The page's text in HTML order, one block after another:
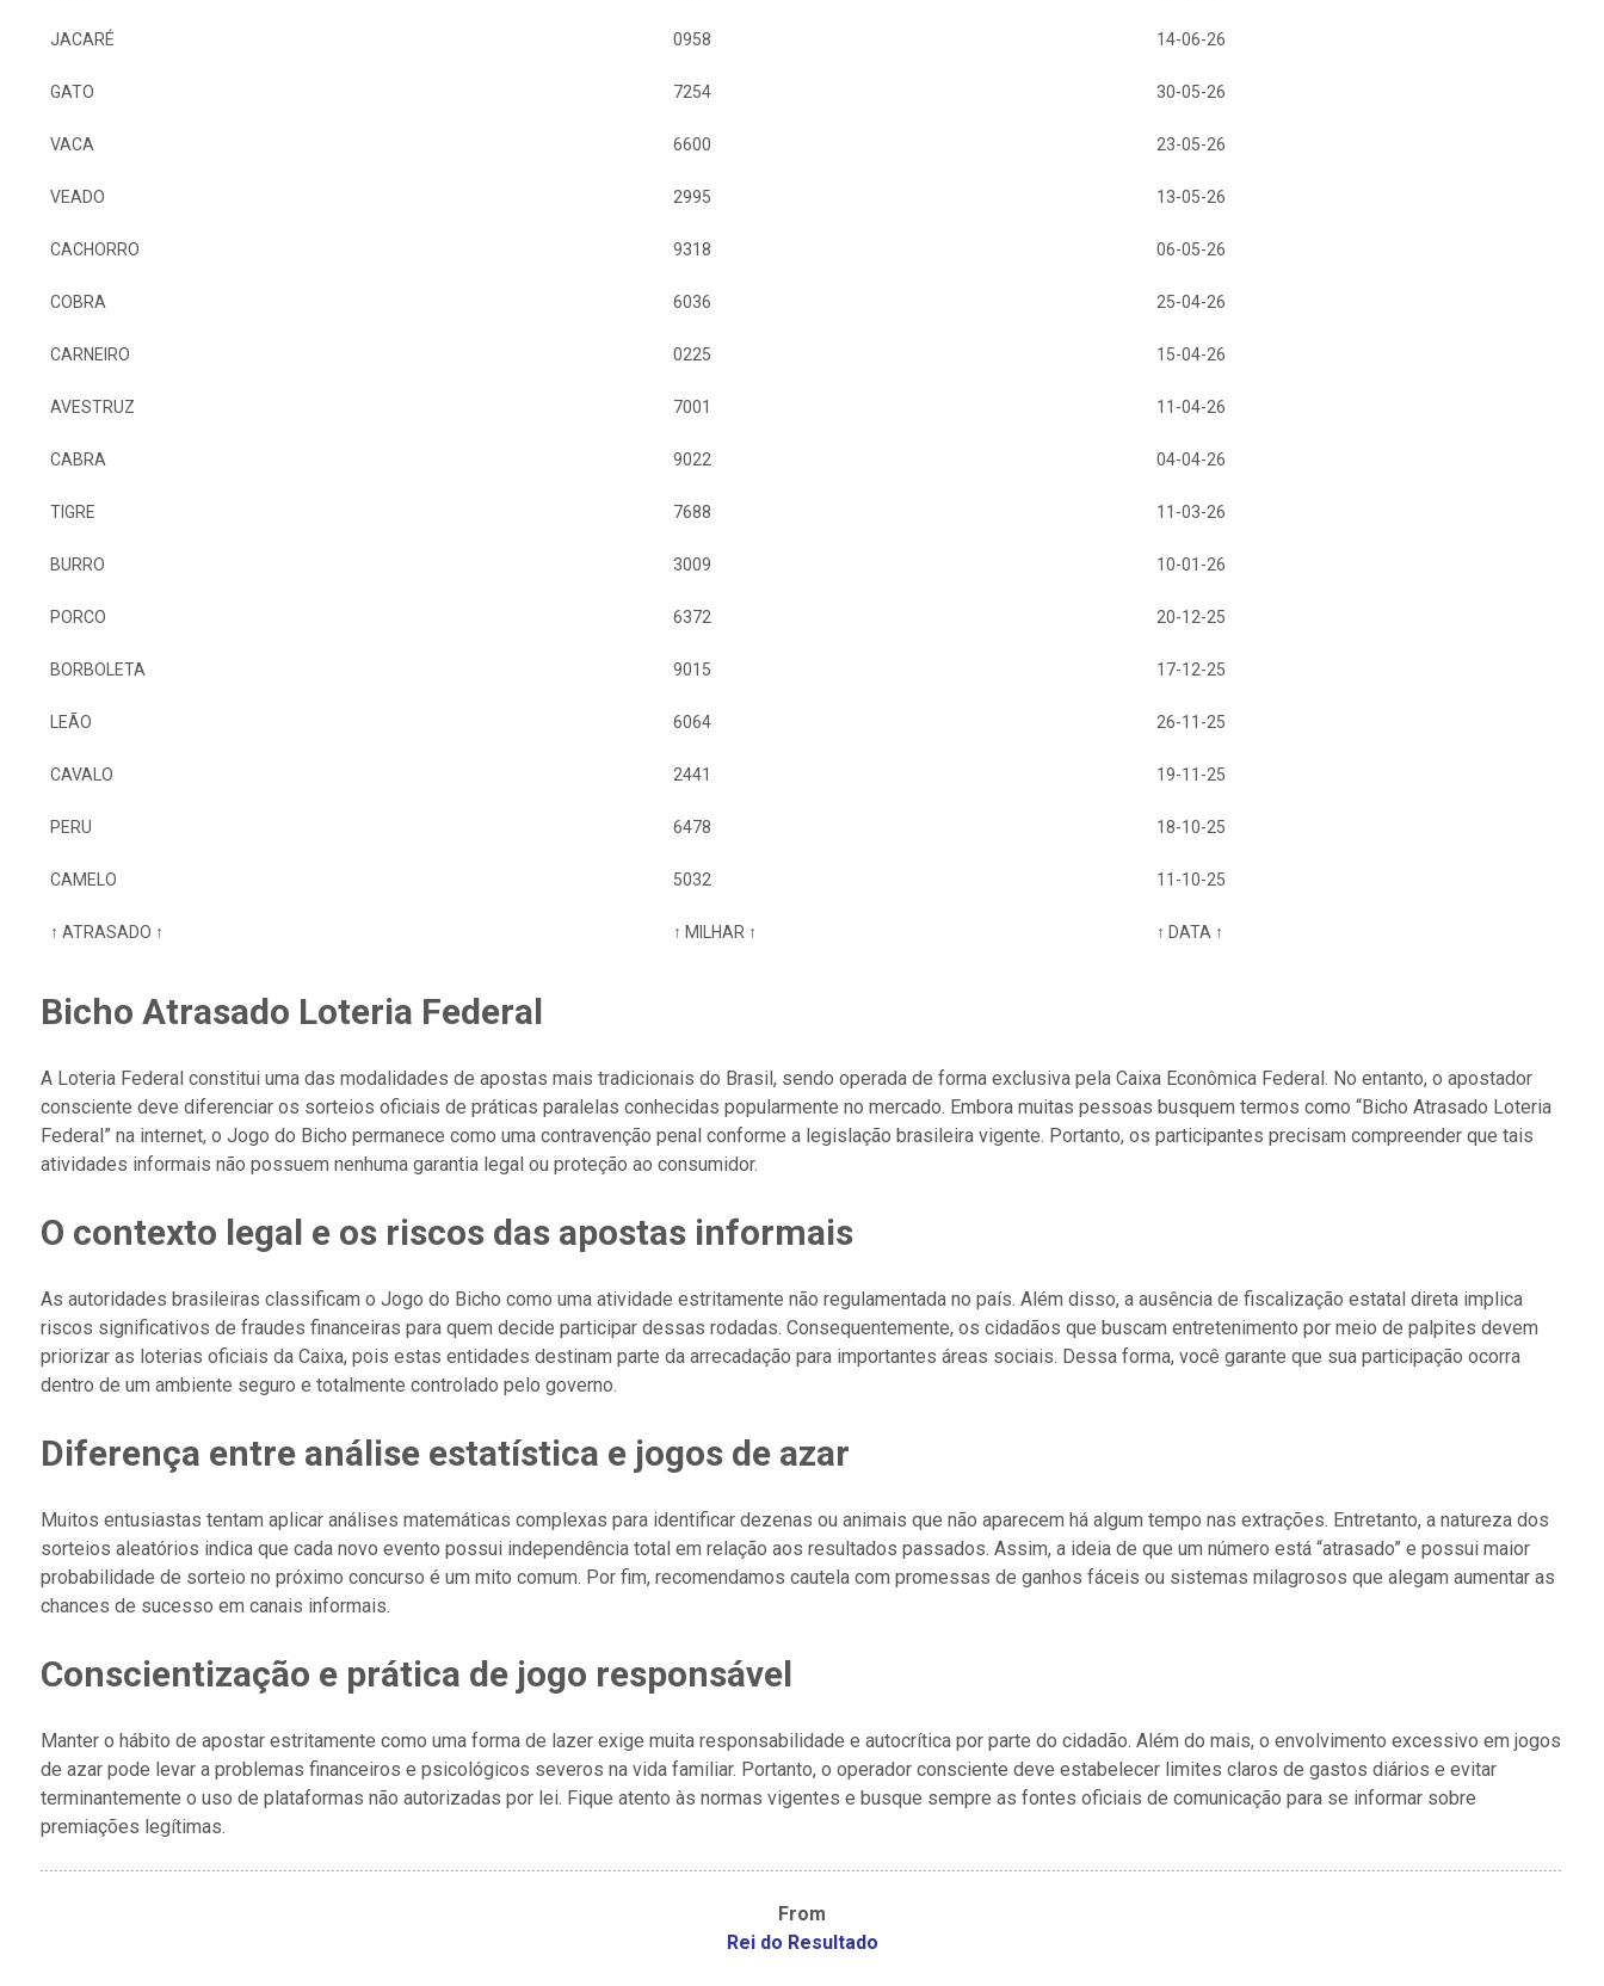
JACARÉ 0958 14-06-26
GATO 7254 30-05-26
VACA 6600 23-05-26
VEADO 2995 13-05-26
CACHORRO 9318 06-05-26
COBRA 6036 25-04-26
CARNEIRO 0225 15-04-26
AVESTRUZ 7001 11-04-26
CABRA 9022 04-04-26
TIGRE 7688 11-03-26
BURRO 3009 10-01-26
PORCO 6372 20-12-25
BORBOLETA 9015 17-12-25
LEÃO 6064 26-11-25
CAVALO 2441 19-11-25
PERU 6478 18-10-25
CAMELO 5032 11-10-25
↑ ATRASADO ↑ ↑ MILHAR ↑ ↑ DATA ↑
Bicho Atrasado Loteria Federal
A Loteria Federal constitui uma das modalidades de apostas mais tradicionais do Brasil, sendo operada de forma exclusiva pela Caixa Econômica Federal. No entanto, o apostador
consciente deve diferenciar os sorteios oficiais de práticas paralelas conhecidas popularmente no mercado. Embora muitas pessoas busquem termos como “Bicho Atrasado Loteria
Federal” na internet, o Jogo do Bicho permanece como uma contravenção penal conforme a legislação brasileira vigente. Portanto, os participantes precisam compreender que tais
atividades informais não possuem nenhuma garantia legal ou proteção ao consumidor.
O contexto legal e os riscos das apostas informais
As autoridades brasileiras classificam o Jogo do Bicho como uma atividade estritamente não regulamentada no país. Além disso, a ausência de fiscalização estatal direta implica
riscos significativos de fraudes financeiras para quem decide participar dessas rodadas. Consequentemente, os cidadãos que buscam entretenimento por meio de palpites devem
priorizar as loterias oficiais da Caixa, pois estas entidades destinam parte da arrecadação para importantes áreas sociais. Dessa forma, você garante que sua participação ocorra
dentro de um ambiente seguro e totalmente controlado pelo governo.
Diferença entre análise estatística e jogos de azar
Muitos entusiastas tentam aplicar análises matemáticas complexas para identificar dezenas ou animais que não aparecem há algum tempo nas extrações. Entretanto, a natureza dos
sorteios aleatórios indica que cada novo evento possui independência total em relação aos resultados passados. Assim, a ideia de que um número está “atrasado” e possui maior
probabilidade de sorteio no próximo concurso é um mito comum. Por fim, recomendamos cautela com promessas de ganhos fáceis ou sistemas milagrosos que alegam aumentar as
chances de sucesso em canais informais.
Conscientização e prática de jogo responsável
Manter o hábito de apostar estritamente como uma forma de lazer exige muita responsabilidade e autocrítica por parte do cidadão. Além do mais, o envolvimento excessivo em jogos
de azar pode levar a problemas financeiros e psicológicos severos na vida familiar. Portanto, o operador consciente deve estabelecer limites claros de gastos diários e evitar
terminantemente o uso de plataformas não autorizadas por lei. Fique atento às normas vigentes e busque sempre as fontes oficiais de comunicação para se informar sobre
premiações legítimas.
From
Rei do Resultado